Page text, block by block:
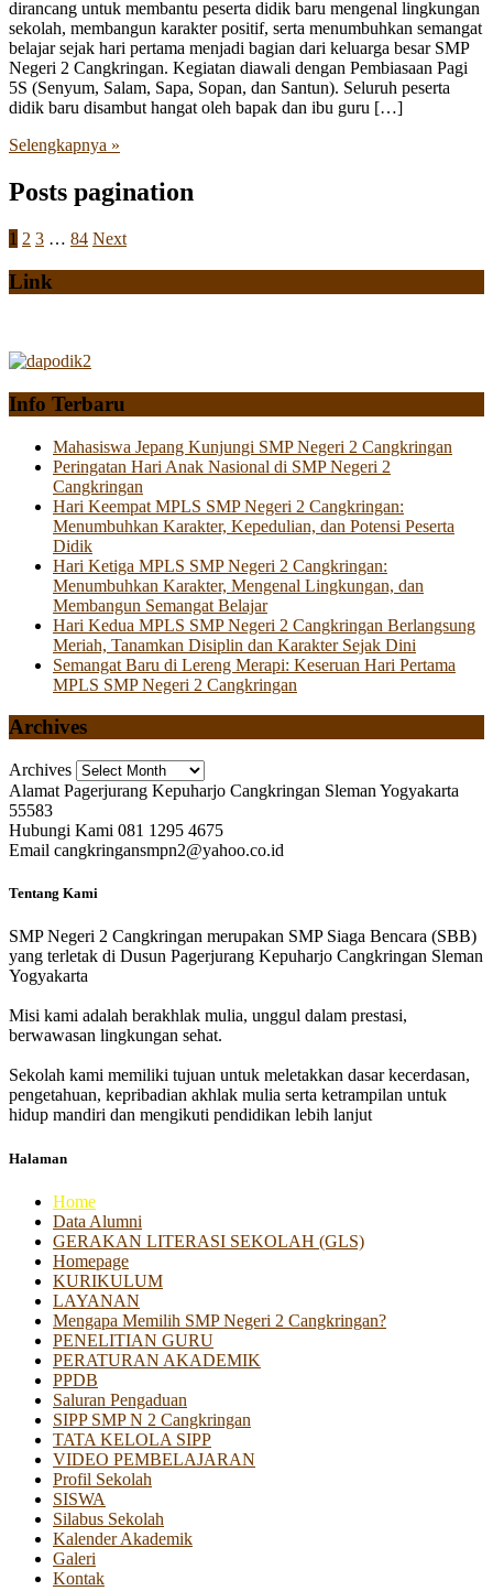
dirancang untuk membantu peserta didik baru mengenal lingkungan
sekolah, membangun karakter positif, serta menumbuhkan semangat
belajar sejak hari pertama menjadi bagian dari keluarga besar SMP
Negeri 2 Cangkringan. Kegiatan diawali dengan Pembiasaan Pagi
5S (Senyum, Salam, Sapa, Sopan, dan Santun). Seluruh peserta
didik baru disambut hangat oleh bapak dan ibu guru […]
Selengkapnya »
Posts pagination
1 2 3 … 84 Next
Link
Info Terbaru
Mahasiswa Jepang Kunjungi SMP Negeri 2 Cangkringan
Peringatan Hari Anak Nasional di SMP Negeri 2
Cangkringan
Hari Keempat MPLS SMP Negeri 2 Cangkringan:
Menumbuhkan Karakter, Kepedulian, dan Potensi Peserta
Didik
Hari Ketiga MPLS SMP Negeri 2 Cangkringan:
Menumbuhkan Karakter, Mengenal Lingkungan, dan
Membangun Semangat Belajar
Hari Kedua MPLS SMP Negeri 2 Cangkringan Berlangsung
Meriah, Tanamkan Disiplin dan Karakter Sejak Dini
Semangat Baru di Lereng Merapi: Keseruan Hari Pertama
MPLS SMP Negeri 2 Cangkringan
Archives
Archives
Alamat Pagerjurang Kepuharjo Cangkringan Sleman Yogyakarta
55583
Hubungi Kami 081 1295 4675
Email cangkringansmpn2@yahoo.co.id
Tentang Kami
SMP Negeri 2 Cangkringan merupakan SMP Siaga Bencara (SBB)
yang terletak di Dusun Pagerjurang Kepuharjo Cangkringan Sleman
Yogyakarta
Misi kami adalah berakhlak mulia, unggul dalam prestasi,
berwawasan lingkungan sehat.
Sekolah kami memiliki tujuan untuk meletakkan dasar kecerdasan,
pengetahuan, kepribadian akhlak mulia serta ketrampilan untuk
hidup mandiri dan mengikuti pendidikan lebih lanjut
Halaman
Home
Data Alumni
GERAKAN LITERASI SEKOLAH (GLS)
Homepage
KURIKULUM
LAYANAN
Mengapa Memilih SMP Negeri 2 Cangkringan?
PENELITIAN GURU
PERATURAN AKADEMIK
PPDB
Saluran Pengaduan
SIPP SMP N 2 Cangkringan
TATA KELOLA SIPP
VIDEO PEMBELAJARAN
Profil Sekolah
SISWA
Silabus Sekolah
Kalender Akademik
Galeri
Kontak